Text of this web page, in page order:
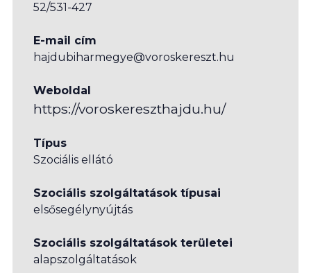
52/531-427
E-mail cím
hajdubiharmegye@voroskereszt.hu
Weboldal
https://voroskereszthajdu.hu/
Típus
Szociális ellátó
Szociális szolgáltatások típusai
elsősegélynyújtás
Szociális szolgáltatások területei
alapszolgáltatások